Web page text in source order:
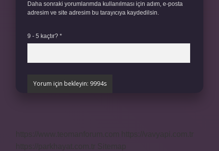
Daha sonraki yorumlarımda kullanılması için adım, e-posta
adresim ve site adresim bu tarayıcıya kaydedilsin.
9 - 5 kaçtır? *